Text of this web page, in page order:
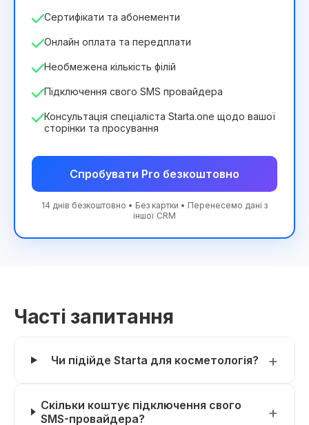
Сертифікати та абонементи
Онлайн оплата та передплати
Необмежена кількість філій
Підключення свого SMS провайдера
Консультація спеціаліста Starta.one щодо вашої
сторінки та просування
Спробувати Pro безкоштовно
14 днів безкоштовно • Без картки • Перенесемо дані з
іншої CRM
Часті запитання
Чи підійде Starta для косметологія?
Скільки коштує підключення свого
SMS-провайдера?